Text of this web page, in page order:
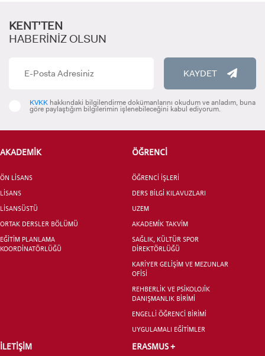
ADAY ÖĞRENCİ
LİSANSÜSTÜ EĞİTİM ENSTİTÜSÜ
KENT’TEN
HABERİNİZ OLSUN
KAYDET
KVKK hakkındaki bilgilendirme dokümanlarını okudum ve anladım, buna
göre paylaştığım bilgilerimin işlenebileceğini kabul ediyorum.
AKADEMİK
ÖN LİSANS
LİSANS
LİSANSÜSTÜ
ORTAK DERSLER BÖLÜMÜ
EĞİTİM PLANLAMA
KOORDİNATÖRLÜĞÜ
ÖĞRENCİ
ÖĞRENCİ İŞLERİ
DERS BİLGİ KILAVUZLARI
UZEM
AKADEMİK TAKVİM
SAĞLIK, KÜLTÜR SPOR
DİREKTÖRLÜĞÜ
KARİYER GELİŞİM VE MEZUNLAR
OFİSİ
REHBERLİK VE PSİKOLOJİK
DANIŞMANLIK BİRİMİ
ENGELLİ ÖĞRENCİ BİRİMİ
UYGULAMALI EĞİTİMLER
İLETİŞİM ERASMUS +